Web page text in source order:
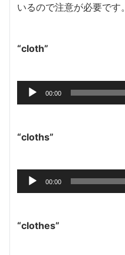
いるので注意が必要です。
“cloth”
声
レ
00:00
“cloths”
声
レ
00:00
“clothes”